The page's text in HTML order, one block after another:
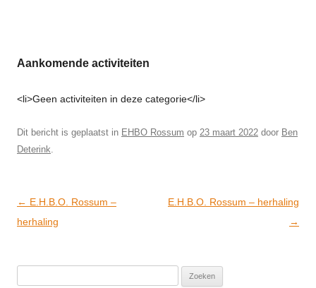
Aankomende activiteiten
<li>Geen activiteiten in deze categorie</li>
Dit bericht is geplaatst in EHBO Rossum op 23 maart 2022 door Ben
Deterink
Post
navigation
← E.H.B.O. Rossum –
herhaling
E.H.B.O. Rossum – herhaling
→